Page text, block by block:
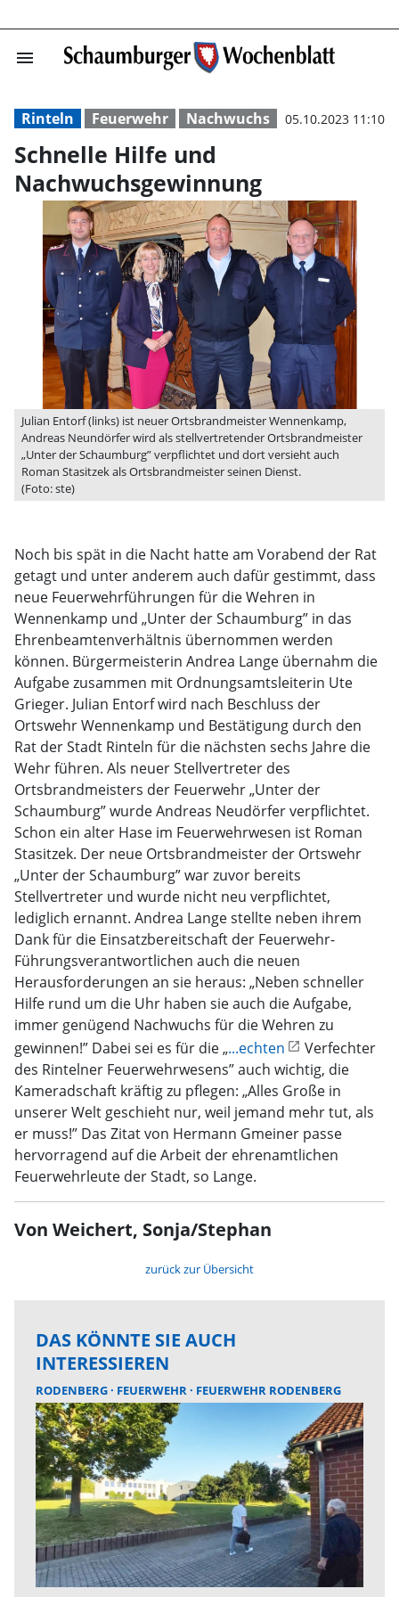
menu Schnelle Hilfe
Rinteln Feuerwehr Nachwuchs 05.10.2023 11:10
Schnelle Hilfe und
Nachwuchsgewinnung
Julian Entorf (links) ist neuer Ortsbrandmeister Wennenkamp,
Andreas Neundörfer wird als stellvertretender Ortsbrandmeister
„Unter der Schaumburg” verpflichtet und dort versieht auch
Roman Stasitzek als Ortsbrandmeister seinen Dienst.
(Foto: ste)
Noch bis spät in die Nacht hatte am Vorabend der Rat
getagt und unter anderem auch dafür gestimmt, dass
neue Feuerwehrführungen für die Wehren in
Wennenkamp und „Unter der Schaumburg” in das
Ehrenbeamtenverhältnis übernommen werden
können. Bürgermeisterin Andrea Lange übernahm die
Aufgabe zusammen mit Ordnungsamtsleiterin Ute
Grieger. Julian Entorf wird nach Beschluss der
Ortswehr Wennenkamp und Bestätigung durch den
Rat der Stadt Rinteln für die nächsten sechs Jahre die
Wehr führen. Als neuer Stellvertreter des
Ortsbrandmeisters der Feuerwehr „Unter der
Schaumburg” wurde Andreas Neudörfer verpflichtet.
Schon ein alter Hase im Feuerwehrwesen ist Roman
Stasitzek. Der neue Ortsbrandmeister der Ortswehr
„Unter der Schaumburg” war zuvor bereits
Stellvertreter und wurde nicht neu verpflichtet,
lediglich ernannt. Andrea Lange stellte neben ihrem
Dank für die Einsatzbereitschaft der Feuerwehr-
Führungsverantwortlichen auch die neuen
Herausforderungen an sie heraus: „Neben schneller
Hilfe rund um die Uhr haben sie auch die Aufgabe,
immer genügend Nachwuchs für die Wehren zu
gewinnen!” Dabei sei es für die „...echten
Verfechter
des Rintelner Feuerwehrwesens” auch wichtig, die
Kameradschaft kräftig zu pflegen: „Alles Große in
unserer Welt geschieht nur, weil jemand mehr tut, als
er muss!” Das Zitat von Hermann Gmeiner passe
hervorragend auf die Arbeit der ehrenamtlichen
Feuerwehrleute der Stadt, so Lange.
Von Weichert, Sonja/Stephan
zurück zur Übersicht
DAS KÖNNTE SIE AUCH
INTERESSIEREN
RODENBERG FEUERWEHR FEUERWEHR RODENBERG